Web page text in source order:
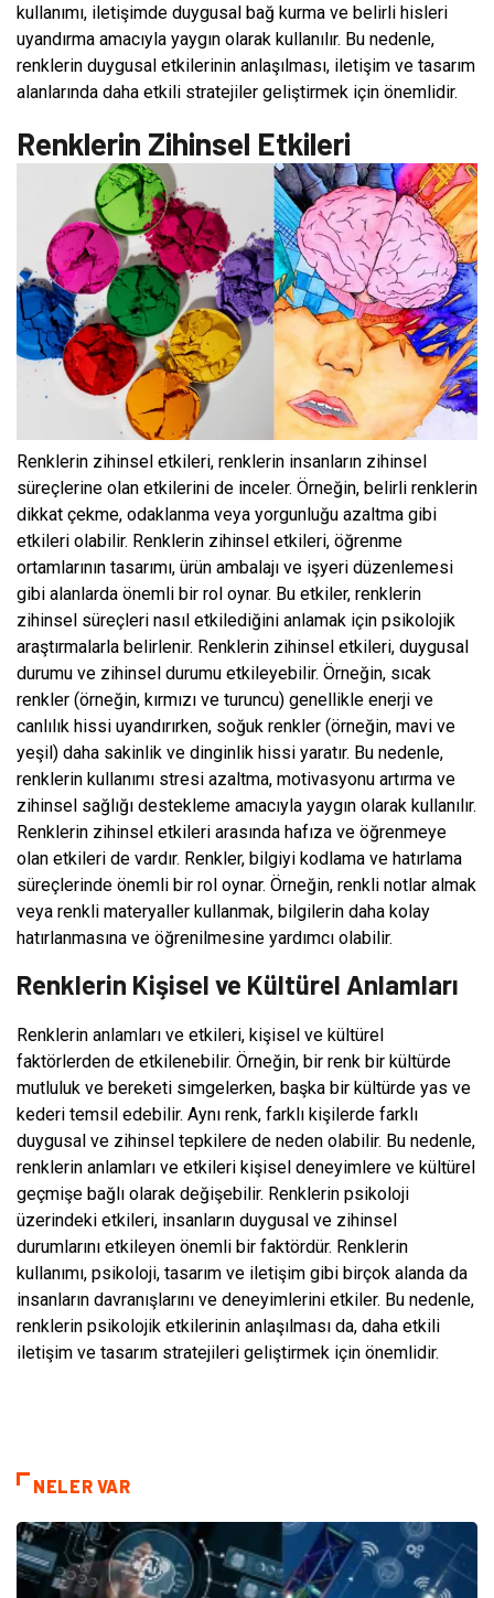
kullanımı, iletişimde duygusal bağ kurma ve belirli hisleri
uyandırma amacıyla yaygın olarak kullanılır. Bu nedenle,
renklerin duygusal etkilerinin anlaşılması, iletişim ve tasarım
alanlarında daha etkili stratejiler geliştirmek için önemlidir.
Renklerin Zihinsel Etkileri
Renklerin zihinsel etkileri, renklerin insanların zihinsel
süreçlerine olan etkilerini de inceler. Örneğin, belirli renklerin
dikkat çekme, odaklanma veya yorgunluğu azaltma gibi
etkileri olabilir. Renklerin zihinsel etkileri, öğrenme
ortamlarının tasarımı, ürün ambalajı ve işyeri düzenlemesi
gibi alanlarda önemli bir rol oynar. Bu etkiler, renklerin
zihinsel süreçleri nasıl etkilediğini anlamak için psikolojik
araştırmalarla belirlenir. Renklerin zihinsel etkileri, duygusal
durumu ve zihinsel durumu etkileyebilir. Örneğin, sıcak
renkler (örneğin, kırmızı ve turuncu) genellikle enerji ve
canlılık hissi uyandırırken, soğuk renkler (örneğin, mavi ve
yeşil) daha sakinlik ve dinginlik hissi yaratır. Bu nedenle,
renklerin kullanımı stresi azaltma, motivasyonu artırma ve
zihinsel sağlığı destekleme amacıyla yaygın olarak kullanılır.
Renklerin zihinsel etkileri arasında hafıza ve öğrenmeye
olan etkileri de vardır. Renkler, bilgiyi kodlama ve hatırlama
süreçlerinde önemli bir rol oynar. Örneğin, renkli notlar almak
veya renkli materyaller kullanmak, bilgilerin daha kolay
hatırlanmasına ve öğrenilmesine yardımcı olabilir.
Renklerin Kişisel ve Kültürel Anlamları
Renklerin anlamları ve etkileri, kişisel ve kültürel
faktörlerden de etkilenebilir. Örneğin, bir renk bir kültürde
mutluluk ve bereketi simgelerken, başka bir kültürde yas ve
kederi temsil edebilir. Aynı renk, farklı kişilerde farklı
duygusal ve zihinsel tepkilere de neden olabilir. Bu nedenle,
renklerin anlamları ve etkileri kişisel deneyimlere ve kültürel
geçmişe bağlı olarak değişebilir. Renklerin psikoloji
üzerindeki etkileri, insanların duygusal ve zihinsel
durumlarını etkileyen önemli bir faktördür. Renklerin
kullanımı, psikoloji, tasarım ve iletişim gibi birçok alanda da
insanların davranışlarını ve deneyimlerini etkiler. Bu nedenle,
renklerin psikolojik etkilerinin anlaşılması da, daha etkili
iletişim ve tasarım stratejileri geliştirmek için önemlidir.
NELER VAR